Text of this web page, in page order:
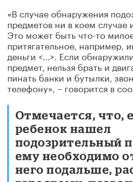
«В случае обнаружения
предметов ни в коем случае
Это может быть что-то
притягательное, например,
деньги <...>. Если
предмет, нельзя брать и
пинать банки и бутылки,
телефону», – говорится в
Отмечается, что,
ребенок нашел
подозрительный
ему необходимо
него подальше,